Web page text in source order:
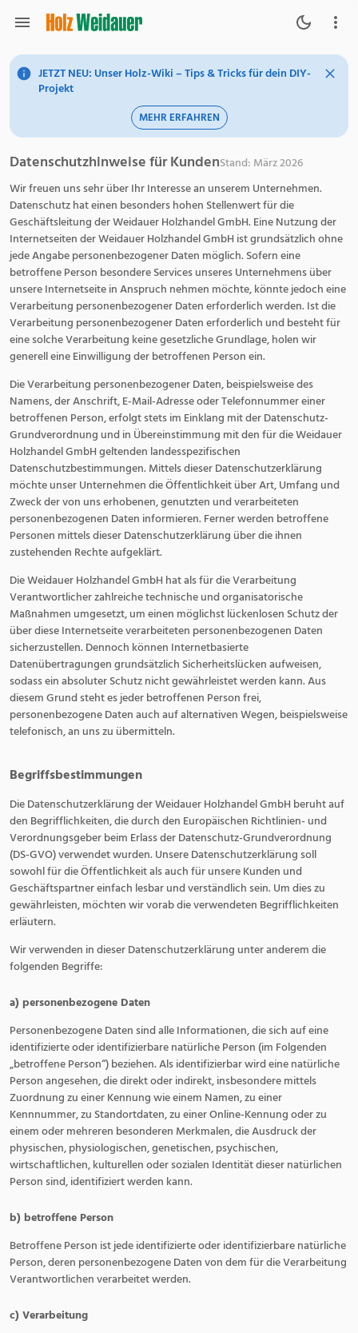
JETZT NEU: Unser Holz-Wiki – Tips & Tricks für dein DIY-
Projekt
MEHR ERFAHREN
Datenschutzhinweise für KundenStand: März 2026
Wir freuen uns sehr über Ihr Interesse an unserem Unternehmen.
Datenschutz hat einen besonders hohen Stellenwert für die
Geschäftsleitung der Weidauer Holzhandel GmbH. Eine Nutzung der
Internetseiten der Weidauer Holzhandel GmbH ist grundsätzlich ohne
jede Angabe personenbezogener Daten möglich. Sofern eine
betroffene Person besondere Services unseres Unternehmens über
unsere Internetseite in Anspruch nehmen möchte, könnte jedoch eine
Verarbeitung personenbezogener Daten erforderlich werden. Ist die
Verarbeitung personenbezogener Daten erforderlich und besteht für
eine solche Verarbeitung keine gesetzliche Grundlage, holen wir
generell eine Einwilligung der betroffenen Person ein.
Die Verarbeitung personenbezogener Daten, beispielsweise des
Namens, der Anschrift, E-Mail-Adresse oder Telefonnummer einer
betroffenen Person, erfolgt stets im Einklang mit der Datenschutz-
Grundverordnung und in Übereinstimmung mit den für die Weidauer
Holzhandel GmbH geltenden landesspezifischen
Datenschutzbestimmungen. Mittels dieser Datenschutzerklärung
möchte unser Unternehmen die Öffentlichkeit über Art, Umfang und
Zweck der von uns erhobenen, genutzten und verarbeiteten
personenbezogenen Daten informieren. Ferner werden betroffene
Personen mittels dieser Datenschutzerklärung über die ihnen
zustehenden Rechte aufgeklärt.
Die Weidauer Holzhandel GmbH hat als für die Verarbeitung
Verantwortlicher zahlreiche technische und organisatorische
Maßnahmen umgesetzt, um einen möglichst lückenlosen Schutz der
über diese Internetseite verarbeiteten personenbezogenen Daten
sicherzustellen. Dennoch können Internetbasierte
Datenübertragungen grundsätzlich Sicherheitslücken aufweisen,
sodass ein absoluter Schutz nicht gewährleistet werden kann. Aus
diesem Grund steht es jeder betroffenen Person frei,
personenbezogene Daten auch auf alternativen Wegen, beispielsweise
telefonisch, an uns zu übermitteln.
Begriffsbestimmungen
Die Datenschutzerklärung der Weidauer Holzhandel GmbH beruht auf
den Begrifflichkeiten, die durch den Europäischen Richtlinien- und
Verordnungsgeber beim Erlass der Datenschutz-Grundverordnung
(DS-GVO) verwendet wurden. Unsere Datenschutzerklärung soll
sowohl für die Öffentlichkeit als auch für unsere Kunden und
Geschäftspartner einfach lesbar und verständlich sein. Um dies zu
gewährleisten, möchten wir vorab die verwendeten Begrifflichkeiten
erläutern.
Wir verwenden in dieser Datenschutzerklärung unter anderem die
folgenden Begriffe:
a) personenbezogene Daten
Personenbezogene Daten sind alle Informationen, die sich auf eine
identifizierte oder identifizierbare natürliche Person (im Folgenden
„betroffene Person“) beziehen. Als identifizierbar wird eine natürliche
Person angesehen, die direkt oder indirekt, insbesondere mittels
Zuordnung zu einer Kennung wie einem Namen, zu einer
Kennnummer, zu Standortdaten, zu einer Online-Kennung oder zu
einem oder mehreren besonderen Merkmalen, die Ausdruck der
physischen, physiologischen, genetischen, psychischen,
wirtschaftlichen, kulturellen oder sozialen Identität dieser natürlichen
Person sind, identifiziert werden kann.
b) betroffene Person
Betroffene Person ist jede identifizierte oder identifizierbare natürliche
Person, deren personenbezogene Daten von dem für die Verarbeitung
Verantwortlichen verarbeitet werden.
c) Verarbeitung